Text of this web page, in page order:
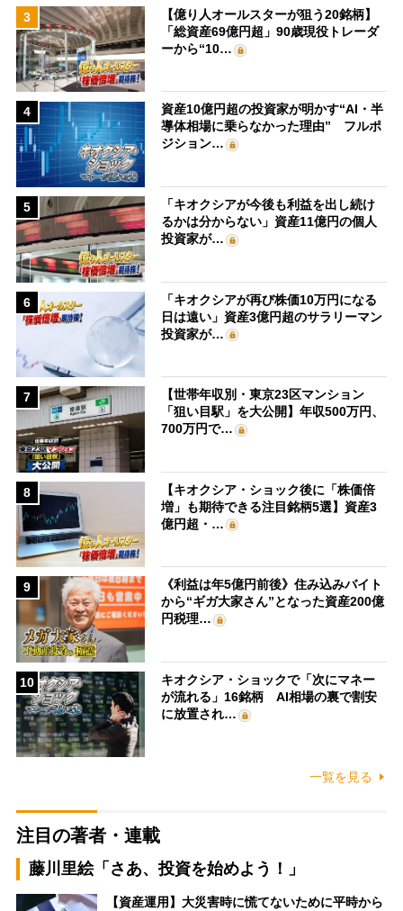
3
【億り人オールスターが狙う20銘柄】
「総資産69億円超」90歳現役トレーダ
ーから“10…
4
資産10億円超の投資家が明かす“AI・半
導体相場に乗らなかった理由” フルポ
ジション…
5
「キオクシアが今後も利益を出し続け
るかは分からない」資産11億円の個人
投資家が…
6
「キオクシアが再び株価10万円になる
日は遠い」資産3億円超のサラリーマン
投資家が…
7
【世帯年収別・東京23区マンション
「狙い目駅」を大公開】年収500万円、
700万円で…
8
【キオクシア・ショック後に「株価倍
増」も期待できる注目銘柄5選】資産3
億円超・…
9
《利益は年5億円前後》住み込みバイト
から“ギガ大家さん”となった資産200億
円税理…
10
キオクシア・ショックで「次にマネー
が流れる」16銘柄 AI相場の裏で割安
に放置され…
一覧を見る
注目の著者・連載
藤川里絵「さあ、投資を始めよう！」
【資産運用】大災害時に慌てないために平時から